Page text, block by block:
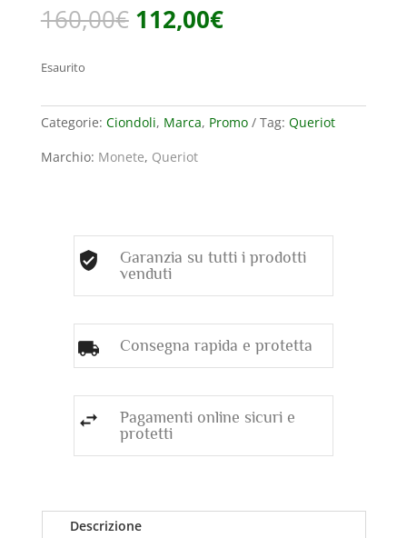
160,00€ Il
prezzo
160,00€.
112,00€Il
prezzo
112,00€.
Esaurito
Categorie: Ciondoli, Marca, Promo Tag: Queriot
Marchio: Monete, Queriot
Garanzia su tutti i prodotti
venduti
Consegna rapida e protetta
Pagamenti online sicuri e
protetti
Descrizione